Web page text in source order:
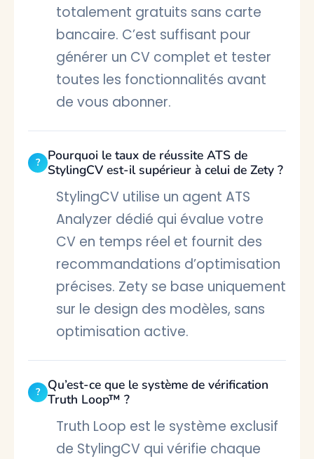
totalement gratuits sans carte
bancaire. C’est suffisant pour
générer un CV complet et tester
toutes les fonctionnalités avant
de vous abonner.
Pourquoi le taux de réussite ATS de
StylingCV est-il supérieur à celui de Zety ?
StylingCV utilise un agent ATS
Analyzer dédié qui évalue votre
CV en temps réel et fournit des
recommandations d’optimisation
précises. Zety se base uniquement
sur le design des modèles, sans
optimisation active.
Qu’est-ce que le système de vérification
Truth Loop™ ?
Truth Loop est le système exclusif
de StylingCV qui vérifie chaque